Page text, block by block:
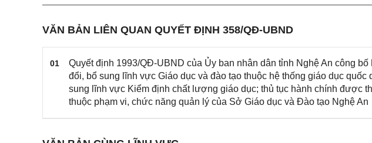
VĂN BẢN LIÊN QUAN QUYẾT ĐỊNH 358/QĐ-UBND
01
Quyết định 1993/QĐ-UBND của Ủy ban nhân dân tỉnh Nghệ An công
đổi, bổ sung lĩnh vực Giáo dục và đào tạo thuộc hệ thống giáo dục
sung lĩnh vực Kiểm định chất lượng giáo dục; thủ tục hành chính được
thuộc phạm vi, chức năng quản lý của Sở Giáo dục và Đào tạo Nghệ An